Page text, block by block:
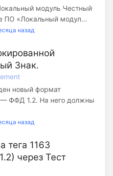
модуль Честный
«Локальный модул...
назад
Знак.
новый формат
ФФД 1.2. На него должны
назад
тега 1163
через Тест